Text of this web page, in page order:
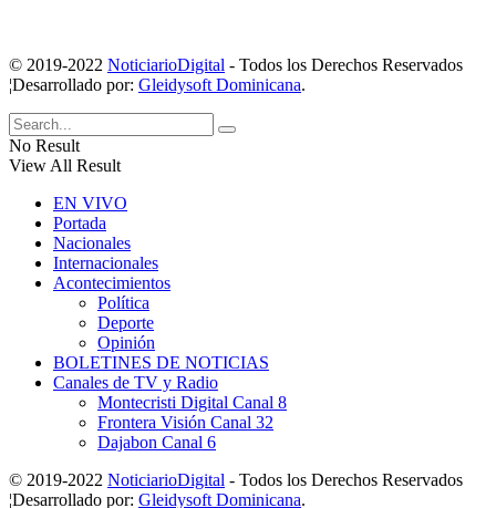
© 2019-2022 NoticiarioDigital - Todos los Derechos Reservados
¦Desarrollado por: Gleidysoft Dominicana.
No Result
View All Result
EN VIVO
Portada
Nacionales
Internacionales
Acontecimientos
Política
Deporte
Opinión
BOLETINES DE NOTICIAS
Canales de TV y Radio
Montecristi Digital Canal 8
Frontera Visión Canal 32
Dajabon Canal 6
© 2019-2022 NoticiarioDigital - Todos los Derechos Reservados
¦Desarrollado por: Gleidysoft Dominicana.